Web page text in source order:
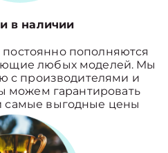
в наличии
пополняются
любых моделей. Мы
с производителями и
можем гарантировать
самые выгодные цены